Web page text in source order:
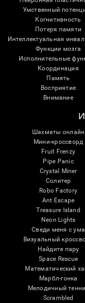
Умственный
Когнитивность
Потеря памяти
Интеллектуальная
Функции мозга
Исполнительные
Координация
Память
Восприятие
Внимание
Шахматы онлайн
Мини-кроссворд
Fruit Frenzy
Pipe Panic
Crystal Miner
Солитер
Robo Factory
Ant Escape
Treasure Island
Neon Lights
Сведи меня с ума
Визуальный
Найдите пару
Space Rescue
Математический
Марбл-гонка
Мелодичный
Scrambled